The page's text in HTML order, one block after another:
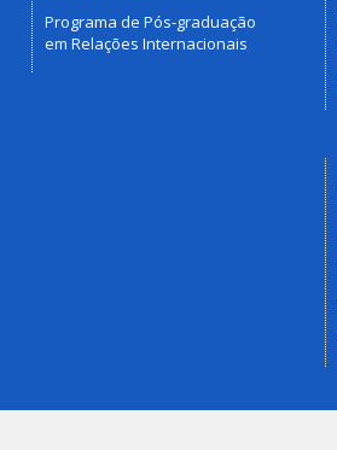
Programa de Pós-graduação
em Relações Internacionais